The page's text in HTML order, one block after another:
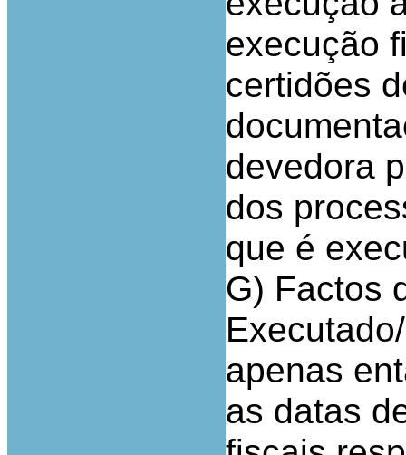
execução
certidões
devedora
dos
que é
G) Factos
apenas
as datas